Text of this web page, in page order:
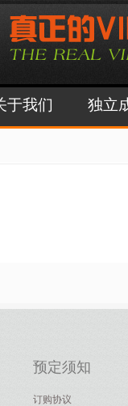
于我们 独立
预定须知
订购协议